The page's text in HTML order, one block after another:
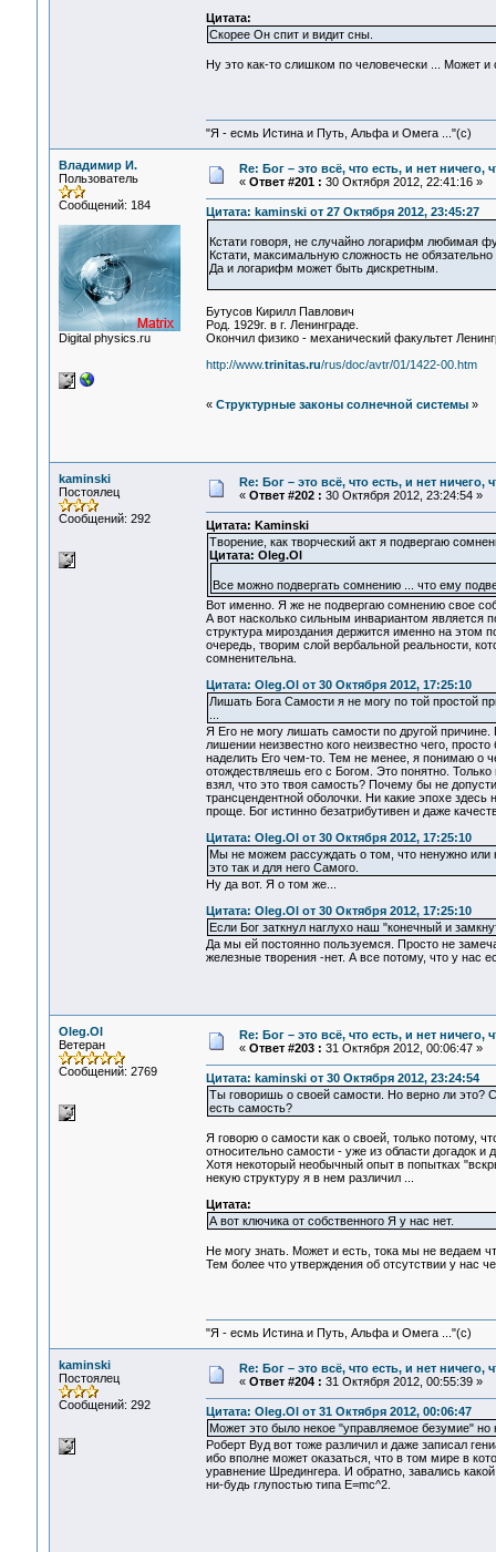
Цитата:
Скорее Он спит и видит сны.
Ну это как-то слишком по человечески ... Может
"Я - есмь Истина и Путь, Альфа и Омега ..."(с)
Владимир И.
Пользователь
Сообщений: 184
Digital physics.ru
Re: Бог – это всё, что есть, и нет
« Ответ #201 : 30 Октября 2012, 22:41:16 »
Цитата: kaminski от 27 Октября 2012, 23:45:27
Кстати говоря, не случайно логарифм любимая
Кстати, максимальную сложность не
Да и логарифм может быть дискретным.
Бутусов Кирилл Павлович
Род. 1929г. в г. Ленинграде.
Окончил физико - механический факультет
http://www.trinitas.ru/rus/doc/avtr/01/1422-00.htm
« Структурные законы солнечной системы»
kaminski
Постоялец
Сообщений: 292
Re: Бог – это всё, что есть, и нет
« Ответ #202 : 30 Октября 2012, 23:24:54 »
Цитата: Kaminski
Творение, как творческий акт я подвергаю
Цитата: Oleg.Ol
Все можно подвергать сомнению ... что ему
Вот именно. Я же не подвергаю сомнению свое
А вот насколько сильным инвариантом является
структура мироздания держится именно на этом
очередь, творим слой вербальной реальности,
сомненительна.
Цитата: Oleg.Ol от 30 Октября 2012, 17:25:10
Лишать Бога Самости я не могу по той простой
Я Его не могу лишать самости по другой причине.
лишении неизвестно кого неизвестно чего,
наделить Его чем-то. Тем не менее, я понимаю о
отождествляешь его с Богом. Это понятно.
взял, что это твоя самость? Почему бы не
трансцендентной оболочки. Ни какие эпохе
проще. Бог истинно безатрибутивен и даже
Цитата: Oleg.Ol от 30 Октября 2012, 17:25:10
Мы не можем рассуждать о том, что ненужно или
это так и для него Самого.
Ну да вот. Я о том же...
Цитата: Oleg.Ol от 30 Октября 2012, 17:25:10
Если Бог заткнул наглухо наш "конечный и
Да мы ей постоянно пользуемся. Просто не
железные творения -нет. А все потому, что у нас
Oleg.Ol
Ветеран
Сообщений: 2769
Re: Бог – это всё, что есть, и нет
« Ответ #203 : 31 Октября 2012, 00:06:47 »
Цитата: kaminski от 30 Октября 2012, 23:24:54
Ты говоришь о своей самости. Но верно ли это?
есть самость?
Я говорю о самости как о своей, только потому,
относительно самости - уже из области догадок и
Хотя некоторый необычный опыт в попытках
некую структуру я в нем различил ...
Цитата:
А вот ключика от собственного Я у нас нет.
Не могу знать. Может и есть, тока мы не ведаем
Тем более что утверждения об отсутствии у нас
"Я - есмь Истина и Путь, Альфа и Омега ..."(с)
kaminski
Постоялец
Сообщений: 292
Re: Бог – это всё, что есть, и нет
« Ответ #204 : 31 Октября 2012, 00:55:39 »
Цитата: Oleg.Ol от 31 Октября 2012, 00:06:47
Может это было некое "управляемое безумие" но
Роберт Вуд вот тоже различил и даже записал
ибо вполне может оказаться, что в том мире в
уравнение Шредингера. И обратно, завались
ни-будь глупостью типа E=mc^2.